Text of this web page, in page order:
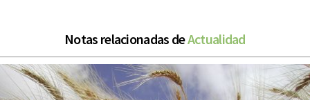
Notas relacionadas deActualidad